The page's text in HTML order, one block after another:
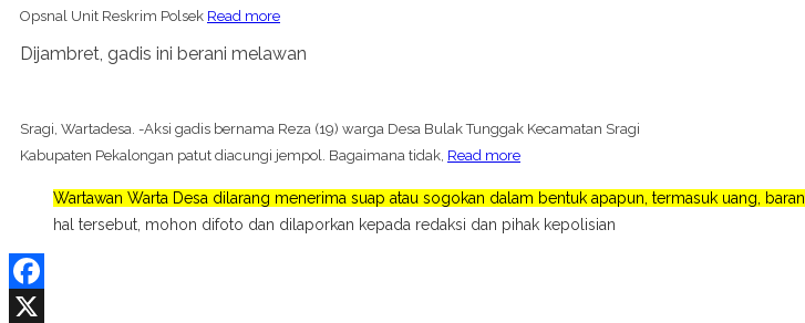
Opsnal Unit Reskrim Polsek Read more
Dijambret, gadis ini berani melawan
Sragi, Wartadesa. -Aksi gadis bernama Reza (19) warga Desa Bulak Tunggak Kecamatan Sragi
Kabupaten Pekalongan patut diacungi jempol. Bagaimana tidak, Read more
Wartawan Warta Desa dilarang menerima suap atau sogokan dalam bentuk apapun, termasuk uang,
hal tersebut, mohon difoto dan dilaporkan kepada redaksi dan pihak kepolisian
Facebook